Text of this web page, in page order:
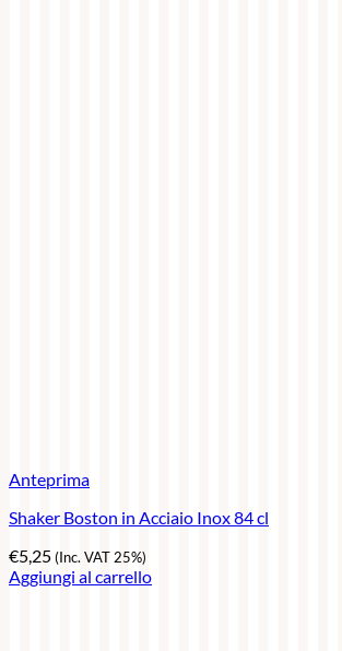
Anteprima
Shaker Boston in Acciaio Inox 84 cl
€5,25(Inc. VAT 25%)
Aggiungi al carrello